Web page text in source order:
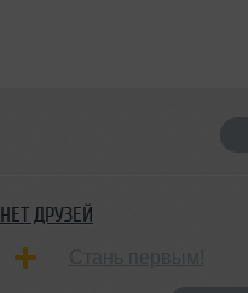
НЕТ ДРУЗЕЙ